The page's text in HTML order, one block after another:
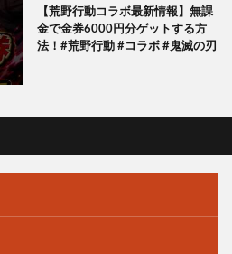
【荒野行動コラボ最新情報】無課
金で金券6000円分ゲットする方
法！#荒野行動 #コラボ #鬼滅の刃